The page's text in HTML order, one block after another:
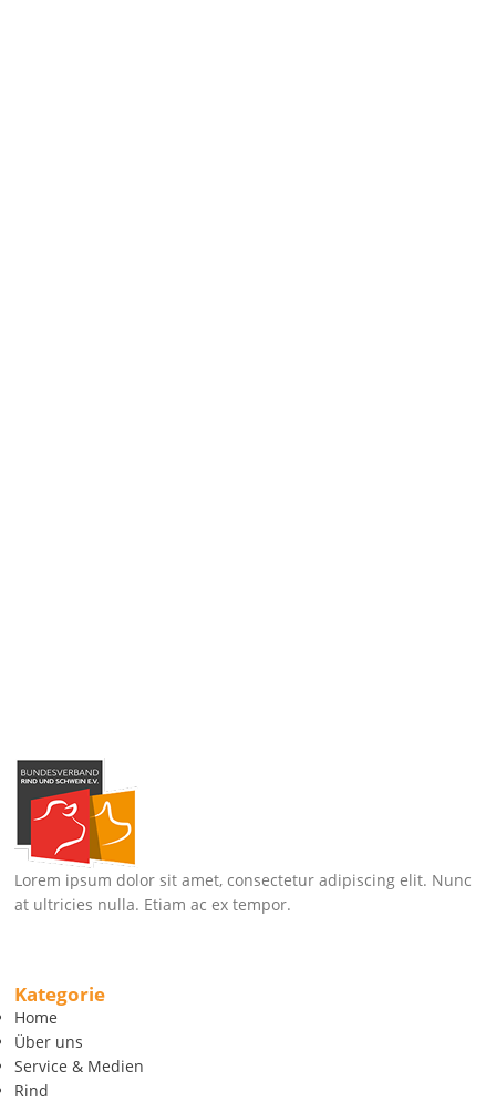
Lorem ipsum dolor sit amet, consectetur adipiscing elit. Nunc
at ultricies nulla. Etiam ac ex tempor.
Kategorie
Home
Über uns
Service & Medien
Rind